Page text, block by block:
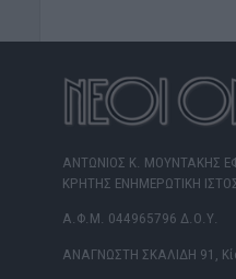
ΑΝΤΩΝΙΟΣ Κ. ΜΟΥΝΤΑΚΗΣ
ΚΡΗΤΗΣ ΕΝΗΜΕΡΩΤΙΚΗ
Α.Φ.Μ. 044965796 Δ.Ο.Υ.
ΑΝΑΓΝΩΣΤΗ ΣΚΑΛΙΔΗ 91,